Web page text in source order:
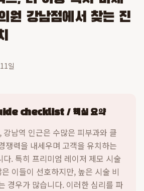
원 강남점에서 찾는 진
일
checklist / 핵심 요약
남역 인근은 수많은 피부과와 클
쟁력을 내세우며 고객을 유치하는
다. 특히 프리미엄 레이저 제모 시술
이들이 선호하지만, 높은 시술 비
경우가 많습니다. 이러한 심리를 파